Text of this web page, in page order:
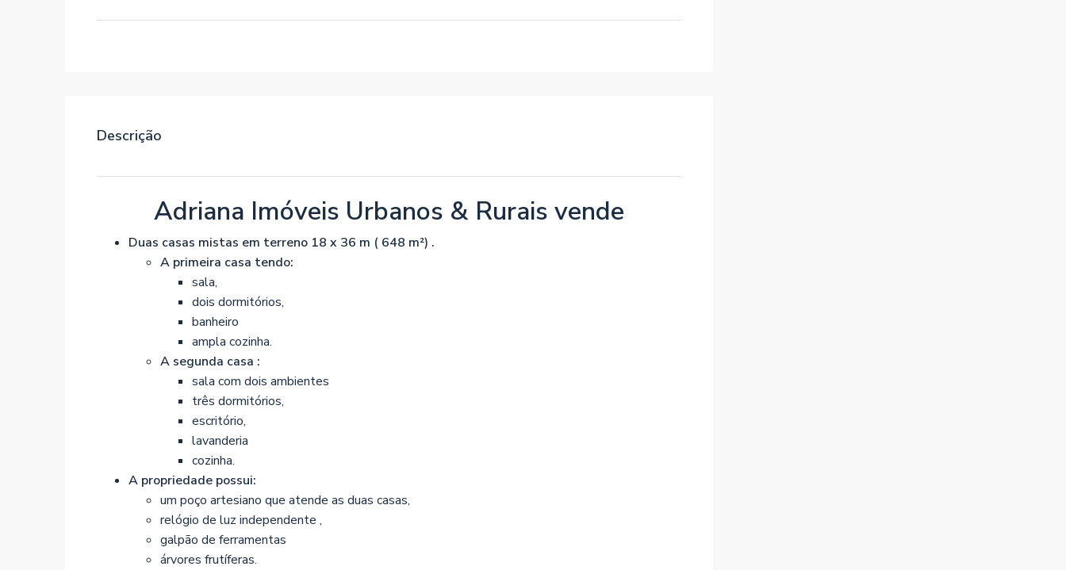
Descrição
Adriana Imóveis Urbanos & Rurais vende
Duas casas mistas em terreno 18 x 36 m ( 648 m²) .
A primeira casa tendo:
sala,
dois dormitórios,
banheiro
ampla cozinha.
A segunda casa :
sala com dois ambientes
três dormitórios,
escritório,
lavanderia
cozinha.
A propriedade possui:
um poço artesiano que atende as duas casas,
relógio de luz independente ,
galpão de ferramentas
árvores frutíferas.